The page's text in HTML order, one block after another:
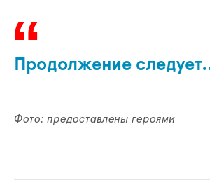
Продолжение
Фото: предоставлены героями